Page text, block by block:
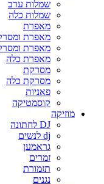
שמלות ערב
שמלות כלה
מאפרת
מאפרת
מאפרת
מאפרת כלה
מסרקת
מסרקת כלה
פאניות
קוסמטיקה
מוזיקה
DJ לחתונה
dj לנשים
גראמען
זמרים
תזמורת
נגנים